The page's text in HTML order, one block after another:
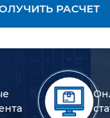
РАСЧЕТ